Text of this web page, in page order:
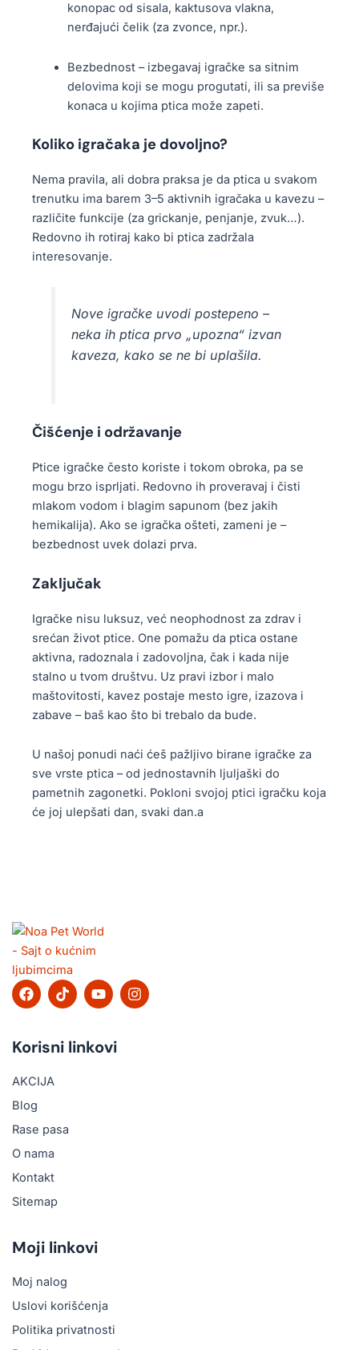
konopac od sisala, kaktusova vlakna,
nerđajući čelik (za zvonce, npr.).
Bezbednost – izbegavaj igračke sa sitnim
delovima koji se mogu progutati, ili sa previše
konaca u kojima ptica može zapeti.
Koliko igračaka je dovoljno?
Nema pravila, ali dobra praksa je da ptica u svakom
trenutku ima barem 3–5 aktivnih igračaka u kavezu –
različite funkcije (za grickanje, penjanje, zvuk…).
Redovno ih rotiraj kako bi ptica zadržala
interesovanje.
Nove igračke uvodi postepeno –
neka ih ptica prvo „upozna“ izvan
kaveza, kako se ne bi uplašila.
Čišćenje i održavanje
Ptice igračke često koriste i tokom obroka, pa se
mogu brzo isprljati. Redovno ih proveravaj i čisti
mlakom vodom i blagim sapunom (bez jakih
hemikalija). Ako se igračka ošteti, zameni je –
bezbednost uvek dolazi prva.
Zaključak
Igračke nisu luksuz, već neophodnost za zdrav i
srećan život ptice. One pomažu da ptica ostane
aktivna, radoznala i zadovoljna, čak i kada nije
stalno u tvom društvu. Uz pravi izbor i malo
maštovitosti, kavez postaje mesto igre, izazova i
zabave – baš kao što bi trebalo da bude.
U našoj ponudi naći ćeš pažljivo birane igračke za
sve vrste ptica – od jednostavnih ljuljaški do
pametnih zagonetki. Pokloni svojoj ptici igračku koja
će joj ulepšati dan, svaki dan.a
F
a
b
o
k
T
i
o
k
Y
o
u
b
I
n
Korisni linkovi
AKCIJA
Blog
Rase pasa
O nama
Kontakt
Sitemap
Moji linkovi
Moj nalog
Uslovi korišćenja
Politika privatnosti